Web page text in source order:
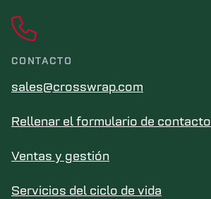
CONTACTO
sales@crosswrap.com
Rellenar el formulario de contacto
Ventas y gestión
Servicios del ciclo de vida